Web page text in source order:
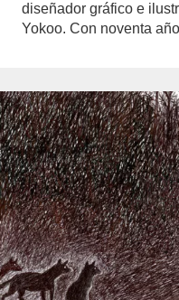
diseñador gráfico e
Yokoo. Con noventa